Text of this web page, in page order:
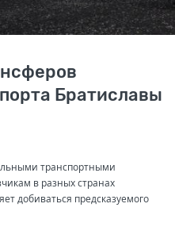
Братиславы
транспортными
в разных странах
добиваться предсказуемого